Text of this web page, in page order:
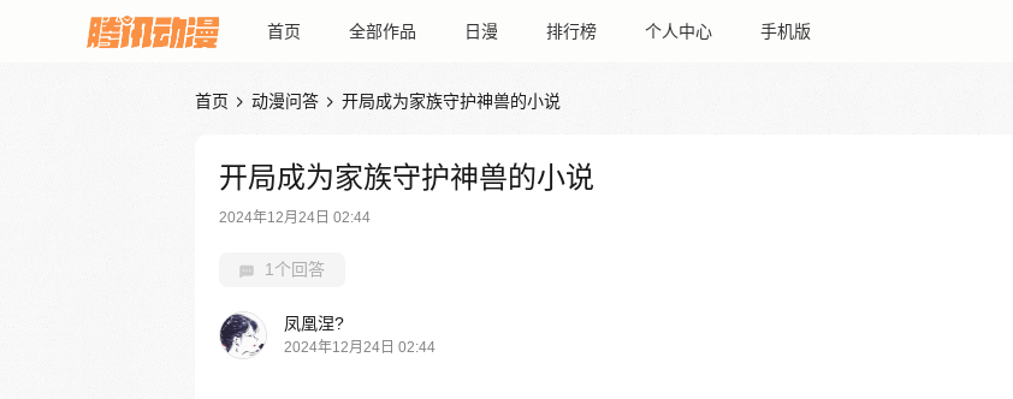
首页 全部作品 日漫 排行榜 个人中心 手机版
首页  动漫问答  开局成为家族守护神兽的小说
开局成为家族守护神兽的小说
2024年12月24日 02:44
1个回答
凤凰涅?
2024年12月24日 02:44